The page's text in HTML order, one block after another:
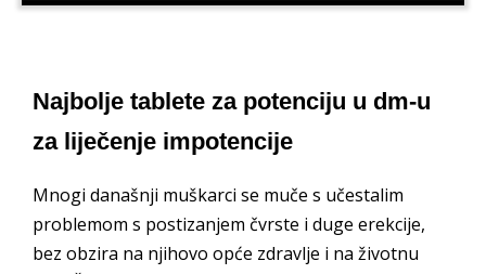
Najbolje tablete za potenciju u dm-u
za liječenje impotencije
Mnogi današnji muškarci se muče s učestalim
problemom s postizanjem čvrste i duge erekcije,
bez obzira na njihovo opće zdravlje i na životnu